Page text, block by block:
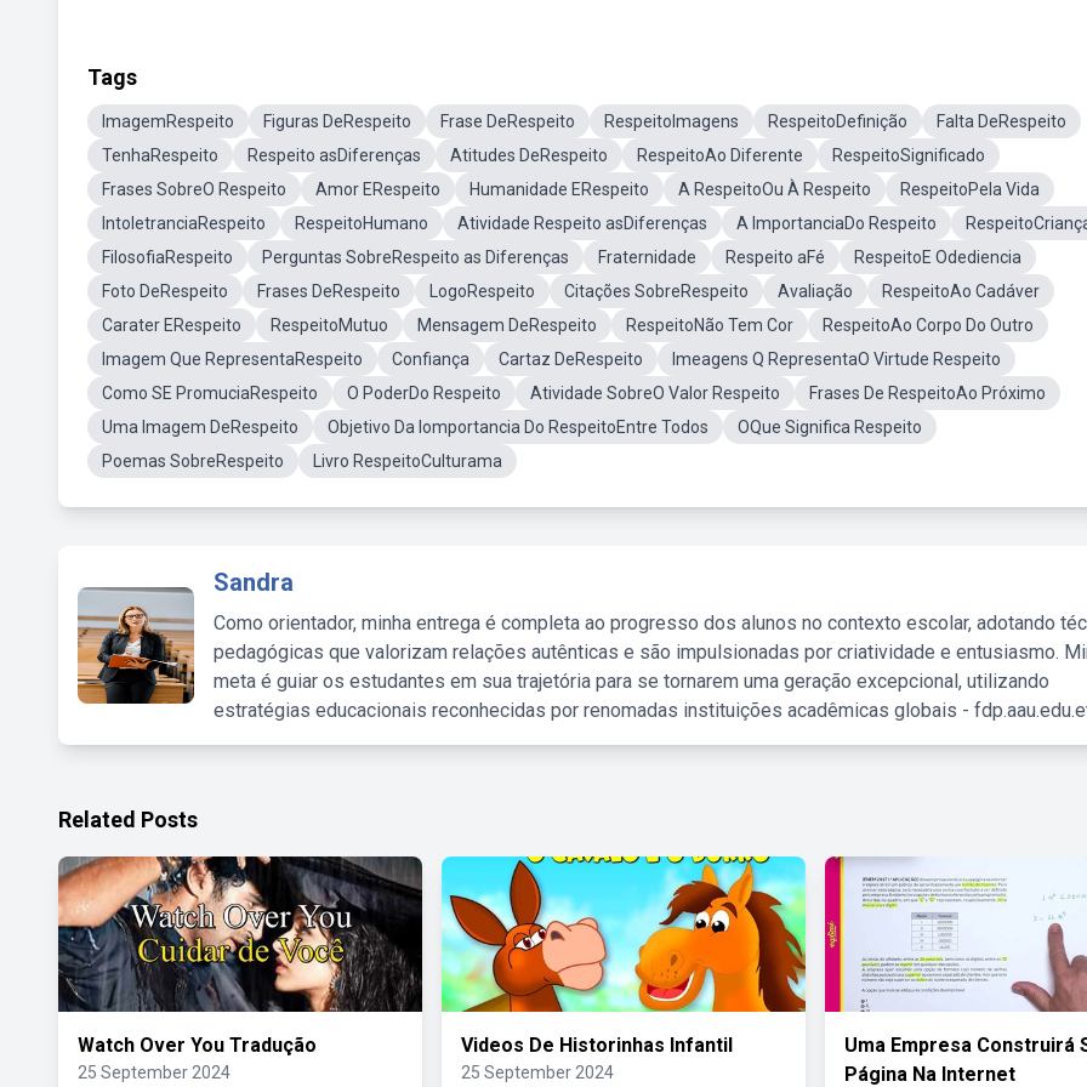
Tags
ImagemRespeito Figuras DeRespeito Frase DeRespeito RespeitoImagens RespeitoDefinição
Falta DeRespeito
TenhaRespeito
Respeito asDiferenças Atitudes DeRespeito RespeitoAo Diferente
RespeitoSignificado
Frases SobreO Respeito
Amor ERespeito Humanidade ERespeito A RespeitoOu À Respeito
RespeitoPela Vida
IntoletranciaRespeito
RespeitoHumano Atividade Respeito asDiferenças A ImportanciaDo Respeito
FilosofiaRespeito
Perguntas SobreRespeito as Diferenças Fraternidade Respeito aFé
RespeitoE Odediencia
Foto DeRespeito
Frases DeRespeito LogoRespeito Citações SobreRespeito Avaliação
RespeitoAo Cadáver
Carater ERespeito
RespeitoMutuo Mensagem DeRespeito RespeitoNão Tem Cor
RespeitoAo Corpo Do Outro
Imagem Que RepresentaRespeito
Confiança Cartaz DeRespeito
Imeagens Q RepresentaO Virtude Respeito
Como SE PromuciaRespeito
O PoderDo Respeito Atividade SobreO Valor Respeito
Frases De RespeitoAo Próximo
Uma Imagem DeRespeito
Objetivo Da Iomportancia Do RespeitoEntre Todos
OQue Significa Respeito
Poemas SobreRespeito
Livro RespeitoCulturama
Sandra
Como orientador, minha entrega é completa ao progresso dos alunos no contexto escolar, adotando
pedagógicas que valorizam relações autênticas e são impulsionadas por criatividade e entusiasmo.
meta é guiar os estudantes em sua trajetória para se tornarem uma geração excepcional, utilizando
estratégias educacionais reconhecidas por renomadas instituições acadêmicas globais -
Related Posts
Watch Over You Tradução
25 September 2024
Videos De Historinhas Infantil
25 September 2024
Uma Empresa Construirá
Página Na Internet